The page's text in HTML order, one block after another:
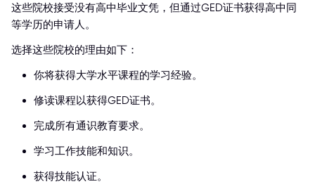
这些院校接受没有高中毕业文凭，但通过GED证书获得高中同
等学历的申请人。
选择这些院校的理由如下：
你将获得大学水平课程的学习经验。
修读课程以获得GED证书。
完成所有通识教育要求。
学习工作技能和知识。
获得技能认证。